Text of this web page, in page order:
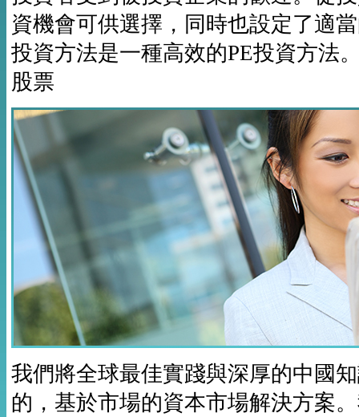
資機會可供選擇，同時也設定了適
投資方法是一種高效的PE投資方法
股票
我們將全球最佳實踐與深厚的中國
的，基於市場的資本市場解決方案